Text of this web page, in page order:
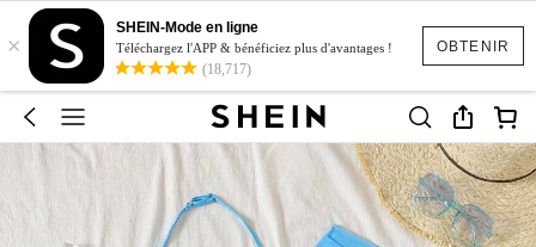
OBTENIR
×
SHEIN-Mode en ligne
Téléchargez l'APP & bénéficiez plus d'avantages !
(18,717)